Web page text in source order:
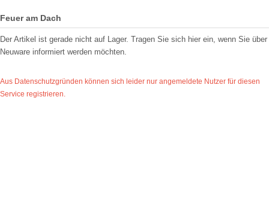
Feuer am Dach
Der Artikel ist gerade nicht auf Lager. Tragen Sie sich hier ein, wenn Sie über
Neuware informiert werden möchten.
Aus Datenschutzgründen können sich leider nur angemeldete Nutzer für diesen
Service registrieren.